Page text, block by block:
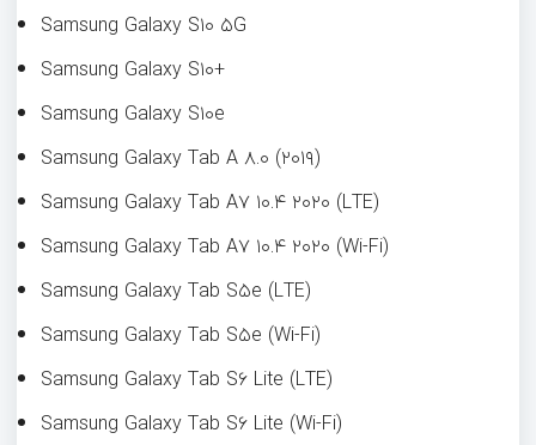
Samsung Galaxy S۱۰ ۵G
Samsung Galaxy S۱۰+
Samsung Galaxy S۱۰e
Samsung Galaxy Tab A ۸.۰ (۲۰۱۹)
Samsung Galaxy Tab A۷ ۱۰.۴ ۲۰۲۰ (LTE)
Samsung Galaxy Tab A۷ ۱۰.۴ ۲۰۲۰ (Wi-Fi)
Samsung Galaxy Tab S۵e (LTE)
Samsung Galaxy Tab S۵e (Wi-Fi)
Samsung Galaxy Tab S۶ Lite (LTE)
Samsung Galaxy Tab S۶ Lite (Wi-Fi)